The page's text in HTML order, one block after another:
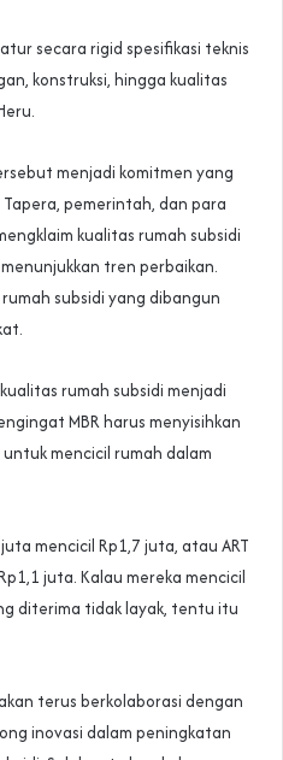
secara rigid spesifikasi teknis
konstruksi, hingga kualitas
menjadi komitmen yang
pemerintah, dan para
kualitas rumah subsidi
tren perbaikan.
subsidi yang dibangun
rumah subsidi menjadi
MBR harus menyisihkan
mencicil rumah dalam
mencicil Rp1,7 juta, atau ART
juta. Kalau mereka mencicil
diterima tidak layak, tentu itu
terus berkolaborasi dengan
inovasi dalam peningkatan